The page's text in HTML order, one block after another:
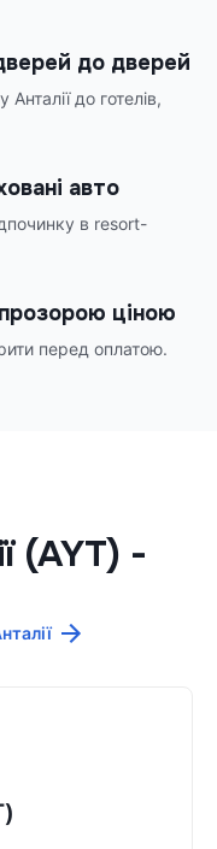
до дверей
до готелів,
авто
в resort-
ціною
перед оплатою.
(AYT) -